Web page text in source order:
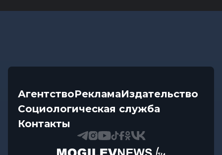
АгентствоРекламаИздательство
Социологическая служба
Контакты